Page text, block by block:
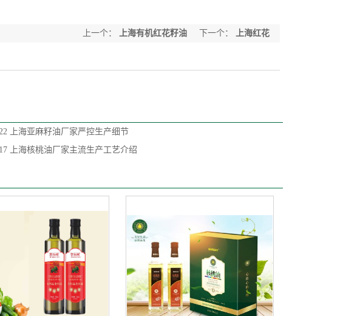
上一个： 上海有机红花籽油 下一个：
上海红花
上海亚麻籽油厂家严控生产细节
上海核桃油厂家主流生产工艺介绍